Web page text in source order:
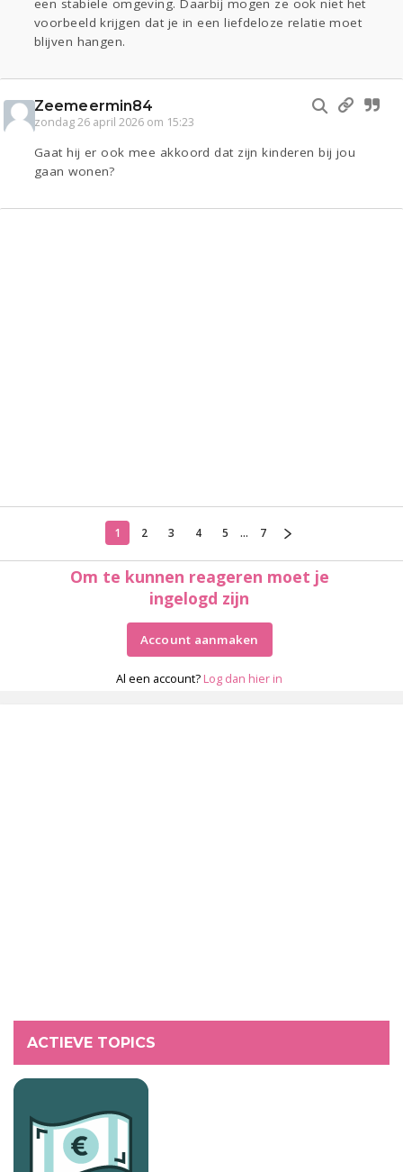
een stabiele omgeving. Daarbij mogen ze ook niet het
voorbeeld krijgen dat je in een liefdeloze relatie moet
blijven hangen.
Zeemeermin84
zondag 26 april 2026 om 15:23
Gaat hij er ook mee akkoord dat zijn kinderen bij jou
gaan wonen?
1 2 3 4 5 ... 7
Om te kunnen reageren moet je
ingelogd zijn
Account aanmaken
Al een account? Log dan hier in
ACTIEVE TOPICS